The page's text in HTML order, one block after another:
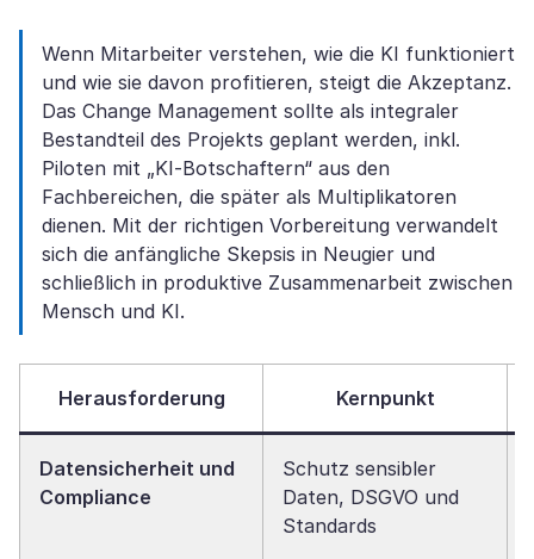
Wenn Mitarbeiter verstehen, wie die KI funktioniert
und wie sie davon profitieren, steigt die Akzeptanz.
Das Change Management sollte als integraler
Bestandteil des Projekts geplant werden, inkl.
Piloten mit „KI-Botschaftern“ aus den
Fachbereichen, die später als Multiplikatoren
dienen. Mit der richtigen Vorbereitung verwandelt
sich die anfängliche Skepsis in Neugier und
schließlich in produktive Zusammenarbeit zwischen
Mensch und KI.
Herausforderung Kernpunkt
Datensicherheit und
Compliance
Schutz sensibler
Daten, DSGVO und
Standards